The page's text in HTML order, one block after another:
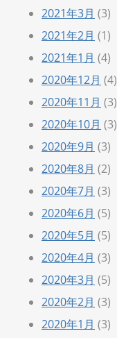
2021年3月 (3)
2021年2月 (1)
2021年1月 (4)
2020年12月 (4)
2020年11月 (3)
2020年10月 (3)
2020年9月 (3)
2020年8月 (2)
2020年7月 (3)
2020年6月 (5)
2020年5月 (5)
2020年4月 (3)
2020年3月 (5)
2020年2月 (3)
2020年1月 (3)